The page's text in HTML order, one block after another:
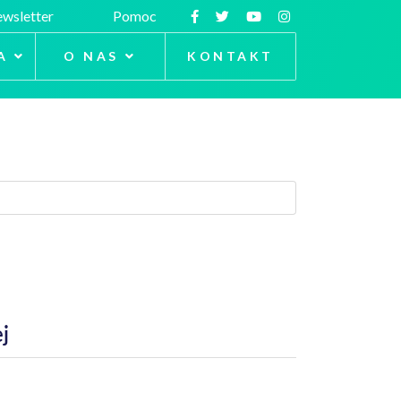
Pomoc
O NAS KONTAKT